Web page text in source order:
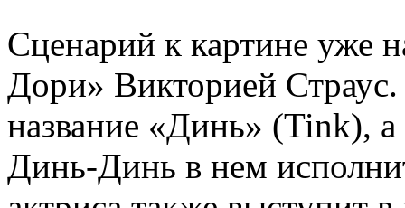
Сценарий к картине уже
Дори» Викторией
название «Динь» (Tink),
Динь-Динь в нем